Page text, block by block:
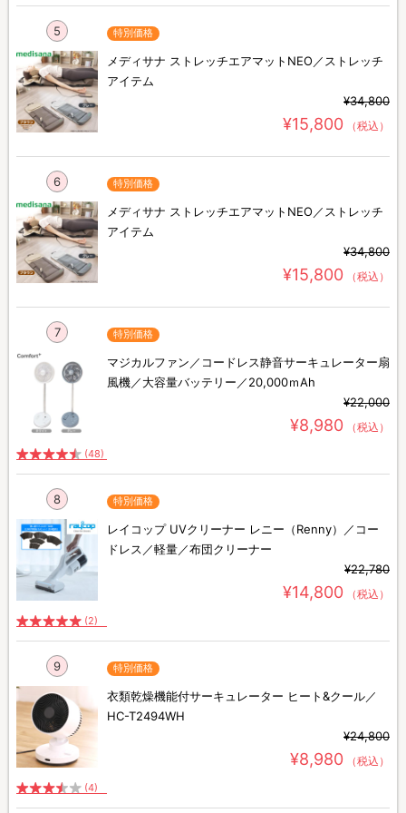
5 特別価格
メディサナ ストレッチエアマットNEO／ストレッチ
アイテム
¥34,800
¥15,800 （税込）
6 特別価格
メディサナ ストレッチエアマットNEO／ストレッチ
アイテム
¥34,800
¥15,800 （税込）
7 特別価格
マジカルファン／コードレス静音サーキュレーター扇
風機／大容量バッテリー／20,000ｍAh
¥22,000
¥8,980 （税込）
(48)
8 特別価格
レイコップ UVクリーナー レニー（Renny）／コー
ドレス／軽量／布団クリーナー
¥22,780
¥14,800 （税込）
(2)
9 特別価格
衣類乾燥機能付サーキュレーター ヒート&クール／
HC-T2494WH
¥24,800
¥8,980 （税込）
(4)